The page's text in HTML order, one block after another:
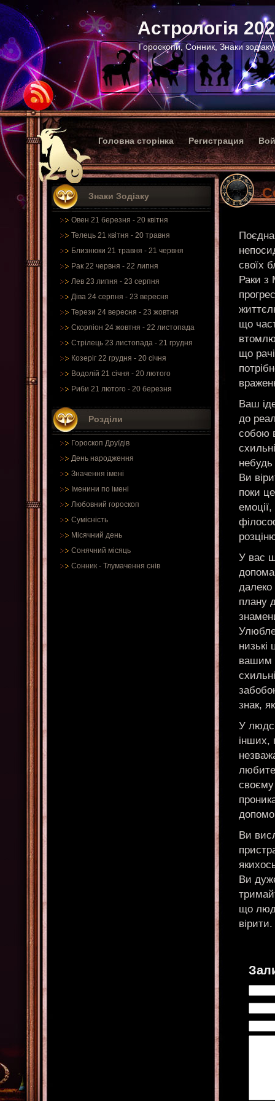
Астрологія
Гороскопи, Сонник, Знаки
Головна сторінка Регистрация
Знаки Зодіаку
Овен 21 березня - 20 квітня
Телець 21 квітня - 20 травня
Близнюки 21 травня - 21 червня
Рак 22 червня - 22 липня
Лев 23 липня - 23 серпня
Діва 24 серпня - 23 вересня
Терези 24 вересня - 23 жовтня
Скорпіон 24 жовтня - 22 листопада
Стрілець 23 листопада - 21 грудня
Козеріг 22 грудня - 20 січня
Водолій 21 січня - 20 лютого
Риби 21 лютого - 20 березня
Розділи
Гороскоп Друїдів
День народження
Значення імені
Іменини по імені
Любовний гороскоп
Сумісність
Місячний день
Сонячний місяць
Сонник - Тлумачення снів
своїх
Раки з
що
що
Ваш
до
собою
небудь
Ви
поки
У вас
далеко
плану
низькі
вашим
знак,
У
інших,
любите
своєму
Ви
Ви
що
вірити.